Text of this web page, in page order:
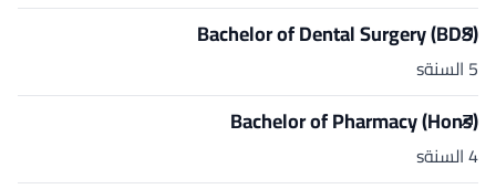
Bachelor of Dental Surgery (BDS)
5 السنةs
Bachelor of Pharmacy (Hons)
4 السنةs